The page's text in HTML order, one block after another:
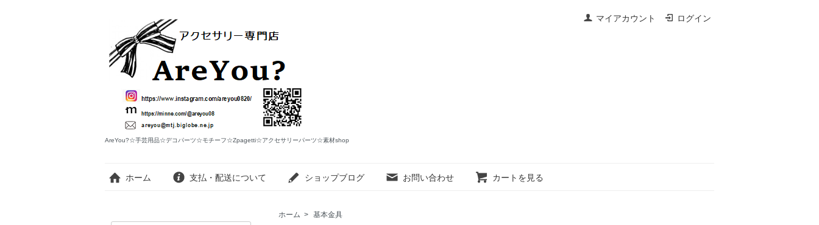
マイアカウント ログイン
AreYou?☆手芸用品☆デコパーツ☆モチーフ☆Zpagetti☆アクセサリーパーツ☆素材shop
ホーム 支払・配送について ショップブログ お問い合わせ カートを見る
ホーム > 基本金具